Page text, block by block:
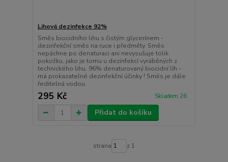
Lihová dezinfekce 92%
Směs biocidního lihu s čistým glycerínem -
dezinfekční směs na ruce i předměty. Směs
nepáchne po denaturaci ani nevysušuje tolik
pokožku, jako je tomu u dezinfekcí vyráběných z
technického lihu. 96% denaturovaný biocidní líh -
má prokazatelné dezinfekční účinky ! Směs je dále
ředitelná vodou.
295 Kč Skladem 26
Přidat do košíku
strana z 1